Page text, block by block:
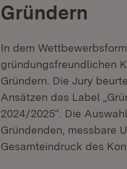
Gründern
In dem
gründungsfreundlichen
Gründern. Die Jury
Ansätzen das Label
2024/2025“. Die
Gründenden, messbare
Gesamteindruck des